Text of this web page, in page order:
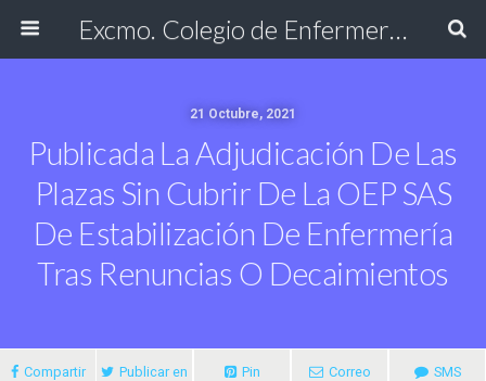
Excmo. Colegio de Enfermería de Cádiz
21 Octubre, 2021
Publicada La Adjudicación De Las
Plazas Sin Cubrir De La OEP SAS
De Estabilización De Enfermería
Tras Renuncias O Decaimientos
Compartir
Publicar en
Pin
Correo
SMS